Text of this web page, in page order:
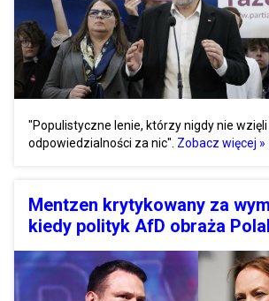
"Populistyczne lenie, którzy nigdy nie wzięli
odpowiedzialności za nic". Zobacz więcej »
Mentzen krytykowany za
kiedy polityk AfD obraża